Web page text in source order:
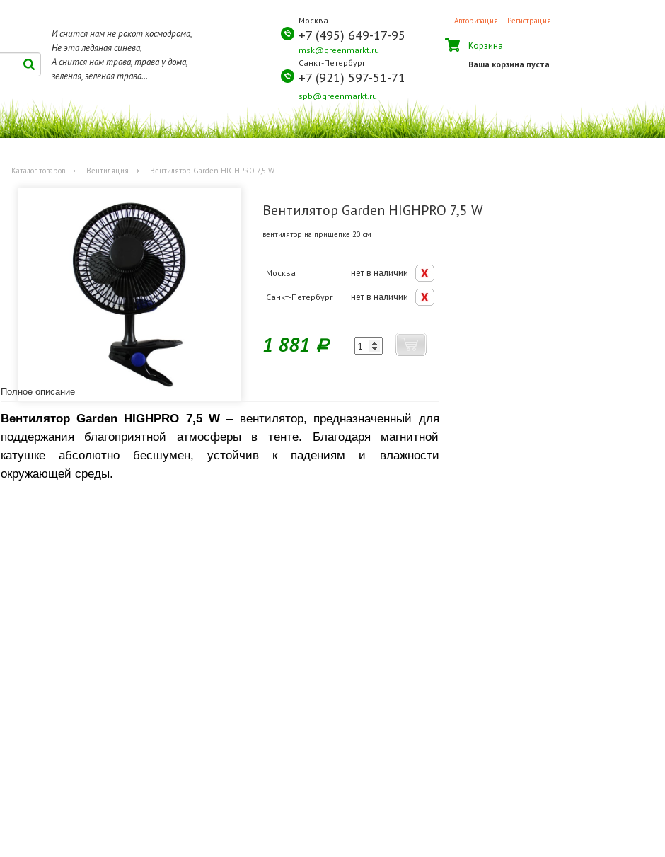
И снится нам не рокот космодрома,
Не эта ледяная синева,
А снится нам трава, трава у дома,
зеленая, зеленая трава...
Москва
+7 (495) 649-17-95
msk@greenmarkt.ru
Санкт-Петербург
+7 (921) 597-51-71
spb@greenmarkt.ru
Авторизация Регистрация
Корзина
Ваша корзина пуста
Каталог товаров Вентиляция Вентилятор Garden HIGHPRO 7,5 W
Вентилятор Garden HIGHPRO 7,5 W
вентилятор на прищепке 20 см
Москва нет в наличии
Санкт-Петербург нет в наличии
1 881 Р
Полное описание
Вентилятор Garden HIGHPRO 7,5 W– вентилятор, предназначенный для
поддержания благоприятной атмосферы в тенте. Благодаря магнитной
катушке абсолютно бесшумен, устойчив к падениям и влажности
окружающей среды.